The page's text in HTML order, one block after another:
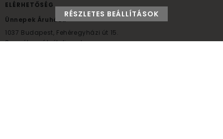
ELÉRHETŐSÉG
Ünnepek Áruháza
1037 Budapest, Fehéregyházi út 15.
Személyes átvételi pont
RÉSZLETES BEÁLLÍTÁSOK